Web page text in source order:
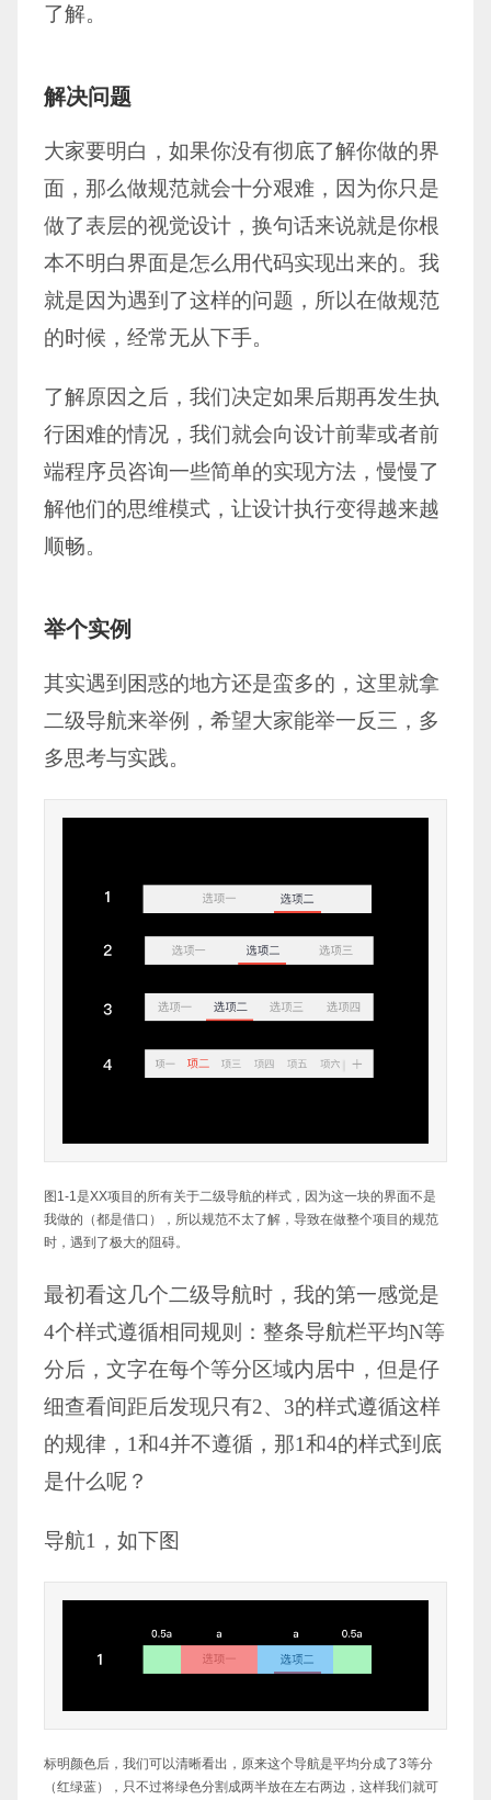
了解。
解决问题
大家要明白，如果你没有彻底了解你做的界
面，那么做规范就会十分艰难，因为你只是
做了表层的视觉设计，换句话来说就是你根
本不明白界面是怎么用代码实现出来的。我
就是因为遇到了这样的问题，所以在做规范
的时候，经常无从下手。
了解原因之后，我们决定如果后期再发生执
行困难的情况，我们就会向设计前辈或者前
端程序员咨询一些简单的实现方法，慢慢了
解他们的思维模式，让设计执行变得越来越
顺畅。
举个实例
其实遇到困惑的地方还是蛮多的，这里就拿
二级导航来举例，希望大家能举一反三，多
多思考与实践。
图1-1是XX项目的所有关于二级导航的样式，因为这一块的界面不是
我做的（都是借口），所以规范不太了解，导致在做整个项目的规范
时，遇到了极大的阻碍。
最初看这几个二级导航时，我的第一感觉是
4个样式遵循相同规则：整条导航栏平均N等
分后，文字在每个等分区域内居中，但是仔
细查看间距后发现只有2、3的样式遵循这样
的规律，1和4并不遵循，那1和4的样式到底
是什么呢？
导航1，如下图
标明颜色后，我们可以清晰看出，原来这个导航是平均分成了3等分
（红绿蓝），只不过将绿色分割成两半放在左右两边，这样我们就可